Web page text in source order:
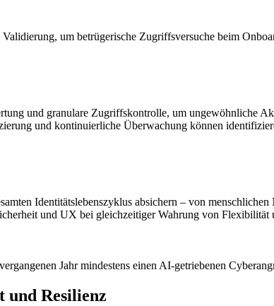
um betrügerische Zugriffsversuche beim
und granulare Zugriffskontrolle, um ungewöhnliche
und kontinuierliche Überwachung können
Identitätslebenszyklus absichern – von
und UX bei gleichzeitiger Wahrung von Flexibilität
Jahr mindestens einen AI‑getriebenen
und Resilienz